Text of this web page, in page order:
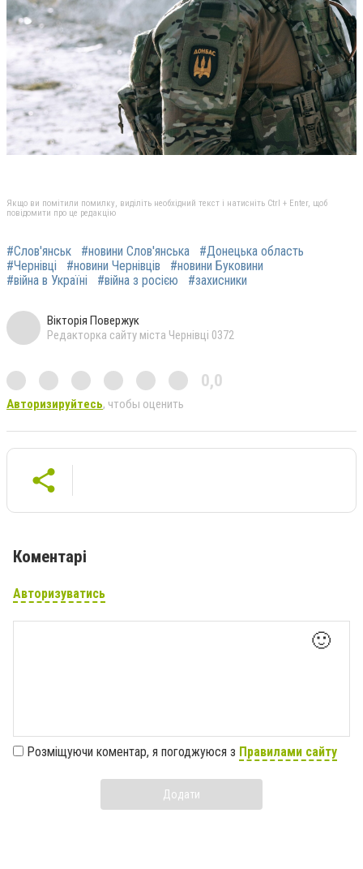
Якщо ви помітили помилку, виділіть необхідний текст і натисніть Ctrl + Enter, щоб
повідомити про це редакцію
#Слов'янськ #новини Слов'янська
#Донецька область
#Чернівці
#новини Чернівців
#новини Буковини
#війна в Україні
#війна з росією #захисники
Вікторія Повержук
Редакторка сайту міста Чернівці 0372
0,0
Авторизируйтесь, чтобы оценить
Коментарі
Авторизуватись
🙂
Розміщуючи коментар, я погоджуюся з Правилами сайту
Додати